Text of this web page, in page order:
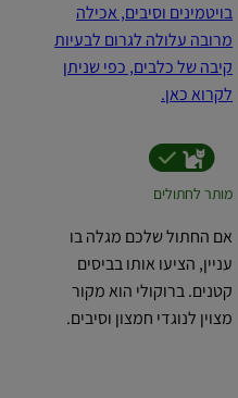
בויטמינים וסיבים, אכילה
מרובה עלולה לגרום לבעיות
קיבה של כלבים, כפי שניתן
לקרוא כאן.
מותר לחתולים
אם החתול שלכם מגלה בו
עניין, הציעו אותו בביסים
קטנים. ברוקולי הוא מקור
מצוין לנוגדי חמצון וסיבים.